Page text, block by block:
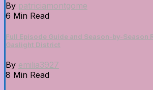
By patriciamontgome
6 Min Read
Full Episode Guide and Season-by-Season
Gaslight District
By emilia3927
8 Min Read